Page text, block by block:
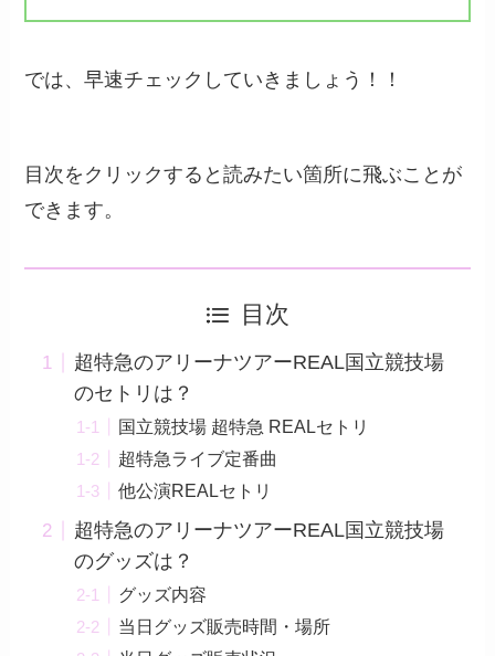
では、早速チェックしていきましょう！！
目次をクリックすると読みたい箇所に飛ぶことが
できます。
目次
超特急のアリーナツアーREAL国立競技場
のセトリは？
国立競技場 超特急 REALセトリ
超特急ライブ定番曲
他公演REALセトリ
超特急のアリーナツアーREAL国立競技場
のグッズは？
グッズ内容
当日グッズ販売時間・場所